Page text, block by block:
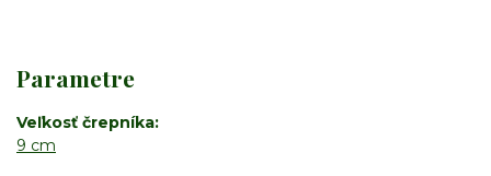
Parametre
Veľkosť črepníka
9 cm